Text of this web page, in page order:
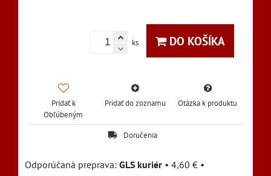
ks DO KOŠÍKA
Pridať k
Obľúbeným
Pridať do zoznamu Otázka k produktu
Doručenia
GLS kuriér • 4,60 € •